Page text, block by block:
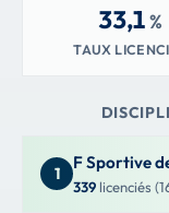
33,1%
TAUX
1
F Sportive
339 licenciés